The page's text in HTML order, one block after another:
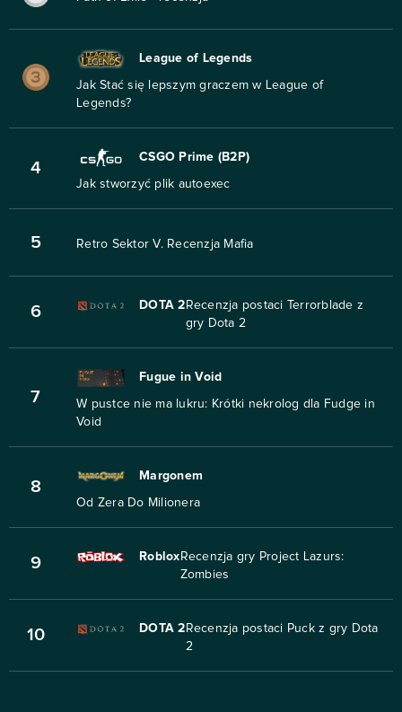
League of Legends
Jak Stać się lepszym graczem w League of
Legends?
4
CSGO Prime (B2P)
Jak stworzyć plik autoexec
5 Retro Sektor V. Recenzja Mafia
6 DOTA 2 Recenzja postaci Terrorblade z
gry Dota 2
7
Fugue in Void
W pustce nie ma lukru: Krótki nekrolog dla Fudge in
Void
8
Margonem
Od Zera Do Milionera
9 Roblox Recenzja gry Project Lazurs:
Zombies
10 DOTA 2 Recenzja postaci Puck z gry Dota
2